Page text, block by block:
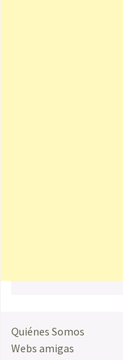
Quiénes Somos
Webs amigas